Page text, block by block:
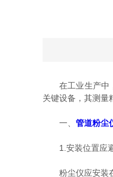
在工业生产中，
关键设备，其测量
一、 管道粉尘
1.安装位置应避
粉尘仪应安装在